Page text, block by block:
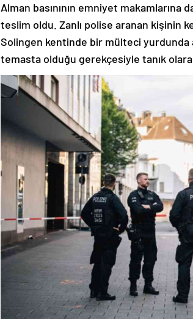
Alman basınının emniyet makamlarına
teslim oldu. Zanlı polise aranan kişinin
Solingen kentinde bir mülteci yurdunda
temasta olduğu gerekçesiyle tanık